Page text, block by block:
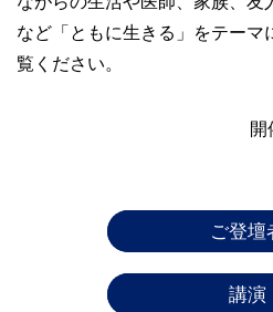
など「ともに生きる」をテー
覧ください。
開
ご登壇
講演